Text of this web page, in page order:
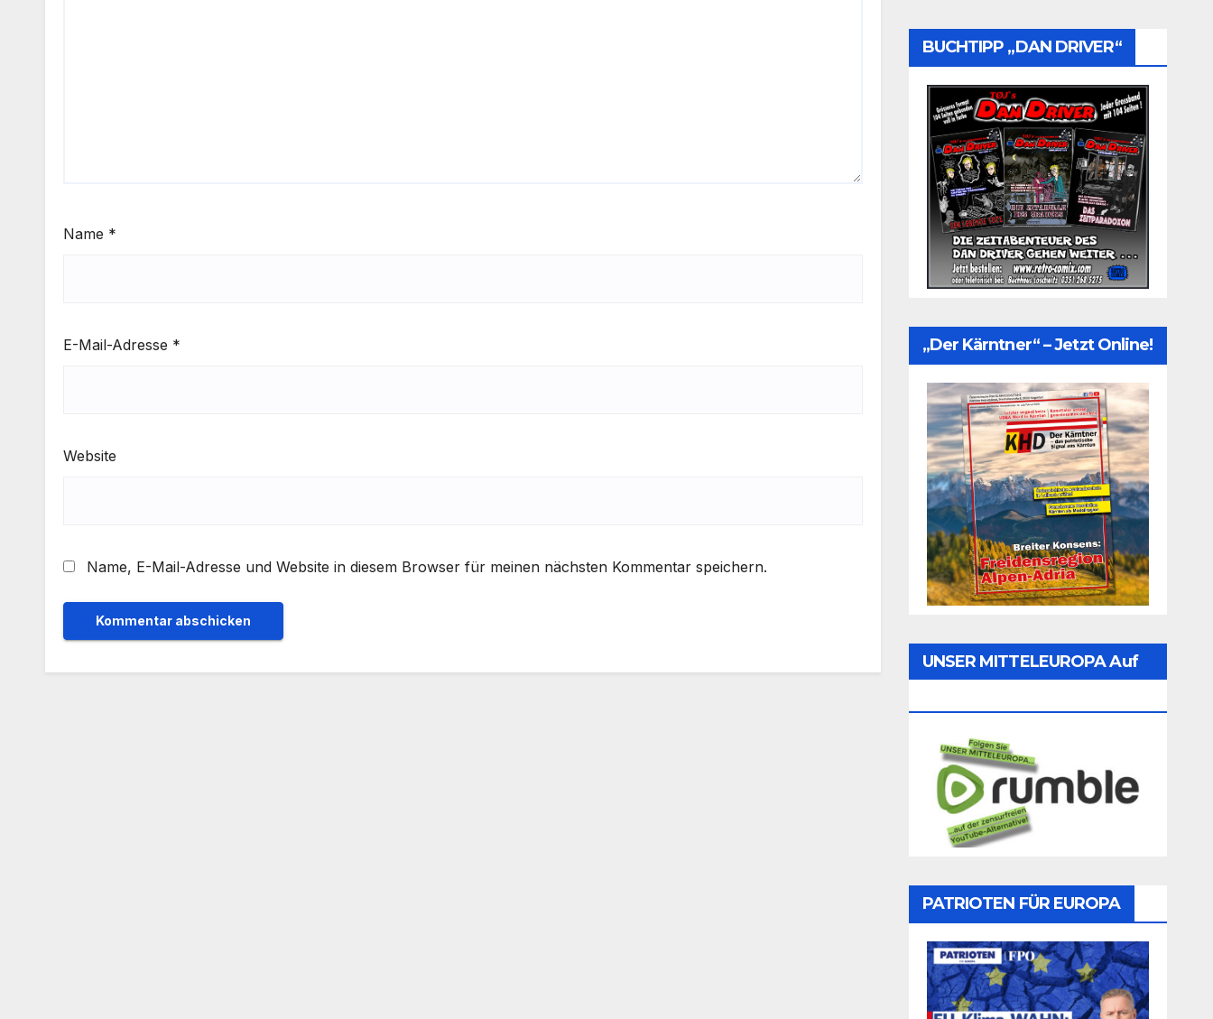
Name *
E-Mail-Adresse *
Website
Name, E-Mail-Adresse und Website in diesem Browser für meinen nächsten Kommentar speichern.
BUCHTIPP „DAN DRIVER“
„Der Kärntner“ – Jetzt Online!
UNSER MITTELEUROPA Auf
PATRIOTEN FÜR EUROPA